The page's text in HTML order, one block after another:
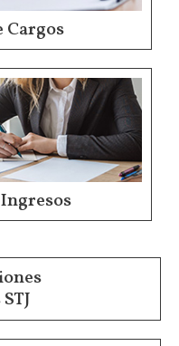
Cargos